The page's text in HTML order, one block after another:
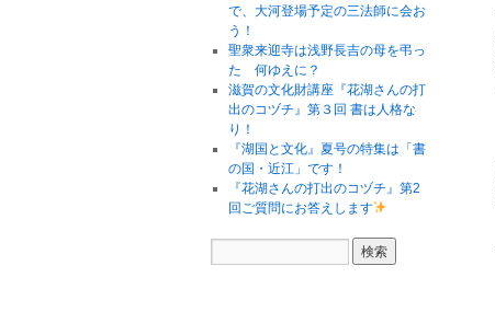
で、大河登場予定の三法師に会お
う！
聖衆来迎寺は浅野長吉の母を弔っ
た 何ゆえに？
滋賀の文化財講座『花湖さんの打
出のコヅチ』第３回 書は人格な
り！
『湖国と文化』夏号の特集は「書
の国・近江」です！
『花湖さんの打出のコヅチ』第2
回ご質問にお答えします